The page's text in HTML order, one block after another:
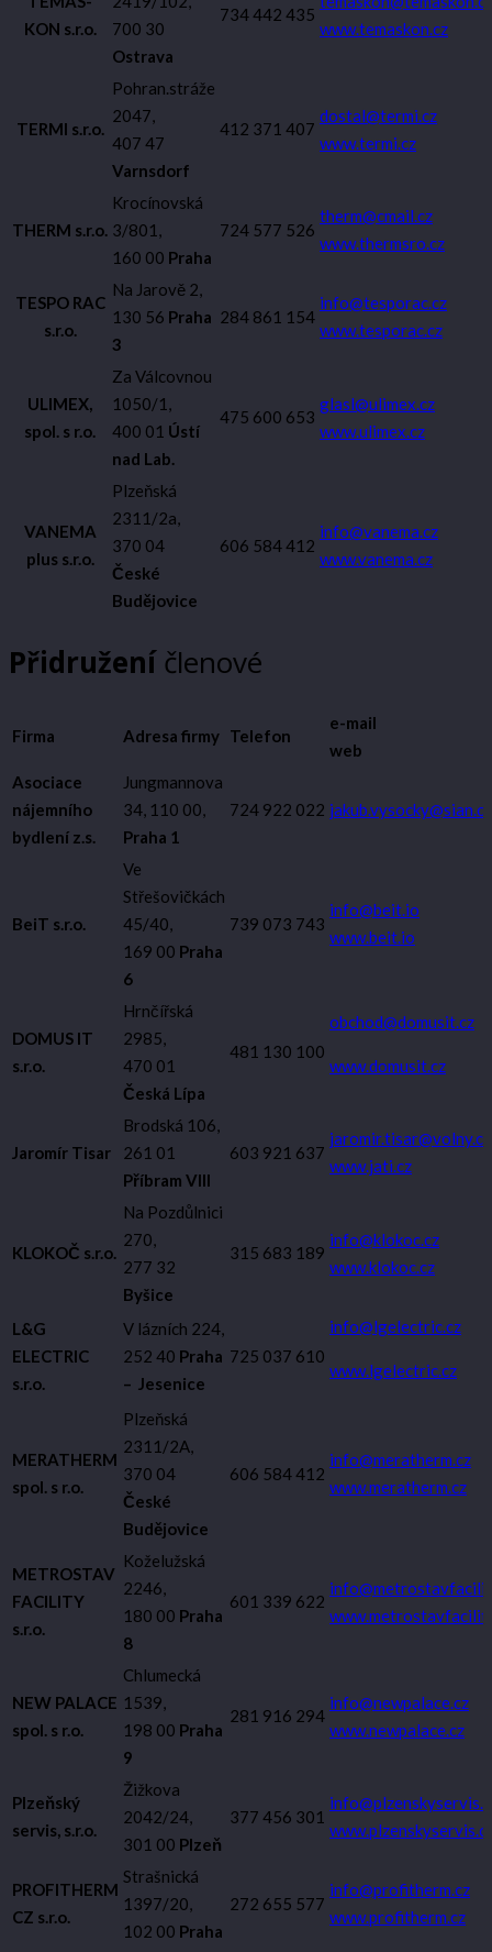
KON s.r.o.
700 30
Ostrava
734 442 435
www.temaskon.cz
TERMI s.r.o.
Pohran.stráže
2047,
407 47
Varnsdorf
412 371 407
dostal@termi.cz
www.termi.cz
THERM s.r.o.
Krocínovská
3/801,
160 00 Praha
724 577 526
therm@cmail.cz
www.thermsro.cz
TESPO RAC
s.r.o.
Na Jarově 2,
130 56 Praha
3
284 861 154
info@tesporac.cz
www.tesporac.cz
ULIMEX,
spol. s r.o.
Za Válcovnou
1050/1,
400 01 Ústí
nad Lab.
475 600 653
glasl@ulimex.cz
www.ulimex.cz
VANEMA
plus s.r.o.
Plzeňská
2311/2a,
370 04
České
Budějovice
606 584 412
info@vanema.cz
www.vanema.cz
Přidruženíčlenové
Firma Adresa firmy Telefon
e-mail
web
Asociace
nájemního
bydlení z.s.
Jungmannova
34, 110 00,
Praha 1
724 922 022 jakub.vysocky@sian.cz
BeiT s.r.o.
Ve
Střešovičkách
45/40,
169 00 Praha
6
739 073 743
info@beit.io
www.beit.io
DOMUS IT
s.r.o.
Hrnčířská
2985,
470 01
Česká Lípa
481 130 100
obchod@domusit.cz
www.domusit.cz
Jaromír Tisar
Brodská 106,
261 01
Příbram VIII
603 921 637
jaromir.tisar@volny.cz
www.jati.cz
KLOKOČ s.r.o.
Na Pozdůlnici
270,
277 32
Byšice
315 683 189
info@klokoc.cz
www.klokoc.cz
L&G
ELECTRIC
s.r.o.
V lázních 224,
252 40 Praha
– Jesenice
725 037 610
info@lgelectric.cz
www.lgelectric.cz
MERATHERM
spol. s r.o.
Plzeňská
2311/2A,
370 04
České
Budějovice
606 584 412
info@meratherm.cz
www.meratherm.cz
METROSTAV
FACILITY
s.r.o.
Koželužská
2246,
180 00 Praha
8
601 339 622
NEW PALACE
spol. s r.o.
Chlumecká
1539,
198 00 Praha
9
281 916 294
info@newpalace.cz
www.newpalace.cz
Plzeňský
servis, s.r.o.
Žižkova
2042/24,
301 00 Plzeň
377 456 301
PROFITHERM
CZ s.r.o.
Strašnická
1397/20,
102 00 Praha
272 655 577
info@profitherm.cz
www.profitherm.cz